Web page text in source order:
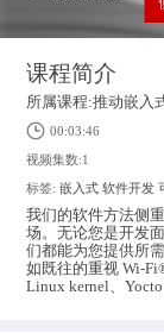
课程简介
所属课程:推动嵌入
00:03:46
视频集数:1
标签:嵌入式 软件开发
我们的软件方法侧
场。无论您是开发
们都能为您提供所
如既往的重视 Wi-
Linux kernel、